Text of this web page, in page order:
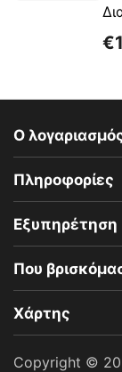
€
Ο
Πληροφορίες
Που
Χάρτης
Copyright ©